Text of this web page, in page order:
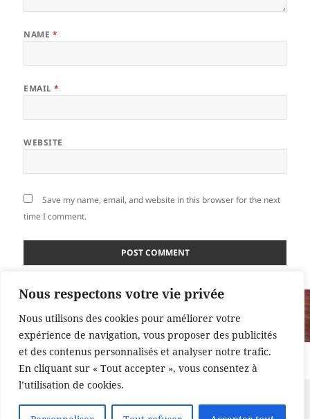
Nous respectons votre vie privée
Nous utilisons des cookies pour améliorer votre
expérience de navigation, vous proposer des publicités
et des contenus personnalisés et analyser notre trafic.
En cliquant sur « Tout accepter », vous consentez à
l’utilisation de cookies.
NAME *
EMAIL*
WEBSITE
Save my name, email, and website in this browser for the next
time I comment.
Post
navigation
Yourte et feutre
Proudly powered by WordPress